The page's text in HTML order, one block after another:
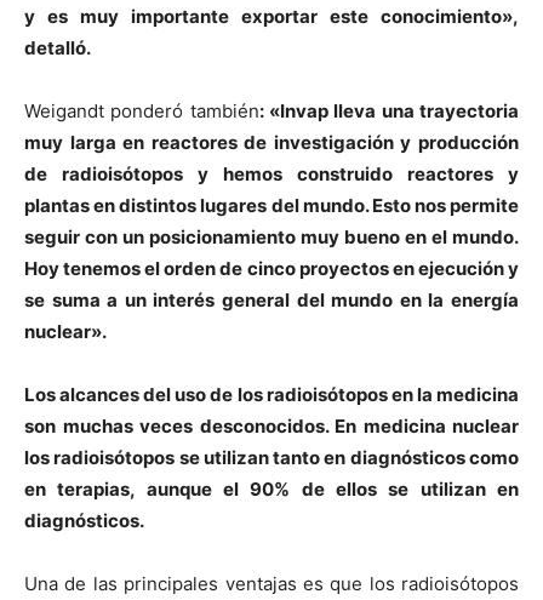
y es muy importante exportar este conocimiento»,
detalló.
Weigandt ponderó también: «Invap lleva una trayectoria
muy larga en reactores de investigación y producción
de radioisótopos y hemos construido reactores y
plantas en distintos lugares del mundo. Esto nos permite
seguir con un posicionamiento muy bueno en el mundo.
Hoy tenemos el orden de cinco proyectos en ejecución y
se suma a un interés general del mundo en la energía
nuclear».
Los alcances del uso de los radioisótopos en la medicina
son muchas veces desconocidos. En medicina nuclear
los radioisótopos se utilizan tanto en diagnósticos como
en terapias, aunque el 90% de ellos se utilizan en
diagnósticos.
Una de las principales ventajas es que los radioisótopos